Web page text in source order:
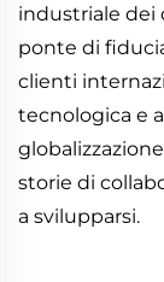
industriale dei
ponte di
clienti
tecnologica e
storie di
a svilupparsi.